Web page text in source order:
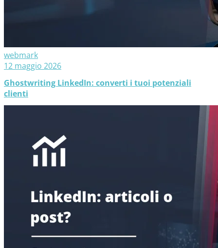
webmark
12 maggio 2026
Ghostwriting LinkedIn: converti i tuoi potenziali
clienti